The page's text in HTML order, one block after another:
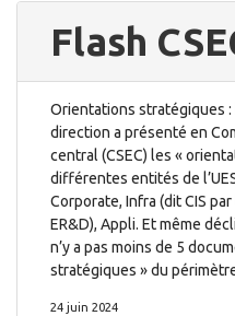
Flash
Orientations stratégiques
direction a présenté en
central (CSEC) les «
différentes entités de
Corporate, Infra (dit CIS
ER&D), Appli. Et même
n’y a pas moins de 5
stratégiques » du
24 juin 2024